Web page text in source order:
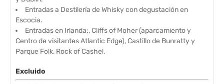
Entradas a Destilería de Whisky con degustación en
Escocia.
Entradas en Irlanda:, Cliffs of Moher (aparcamiento y
Centro de visitantes Atlantic Edge), Castillo de Bunratty y
Parque Folk, Rock of Cashel.
Excluido